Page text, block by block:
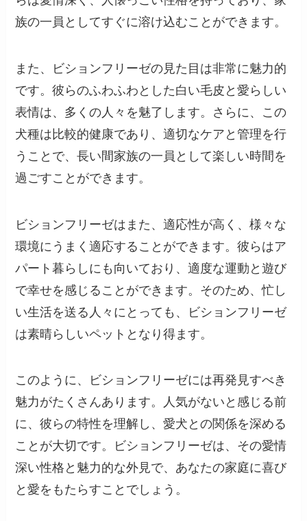
族の一員としてすぐに溶け込むことができます。
また、ビションフリーゼの見た目は非常に魅力的
です。彼らのふわふわとした白い毛皮と愛らしい
表情は、多くの人々を魅了します。さらに、この
犬種は比較的健康であり、適切なケアと管理を行
うことで、長い間家族の一員として楽しい時間を
過ごすことができます。
ビションフリーゼはまた、適応性が高く、様々な
環境にうまく適応することができます。彼らはア
パート暮らしにも向いており、適度な運動と遊び
で幸せを感じることができます。そのため、忙し
い生活を送る人々にとっても、ビションフリーゼ
は素晴らしいペットとなり得ます。
このように、ビションフリーゼには再発見すべき
魅力がたくさんあります。人気がないと感じる前
に、彼らの特性を理解し、愛犬との関係を深める
ことが大切です。ビションフリーゼは、その愛情
深い性格と魅力的な外見で、あなたの家庭に喜び
と愛をもたらすことでしょう。